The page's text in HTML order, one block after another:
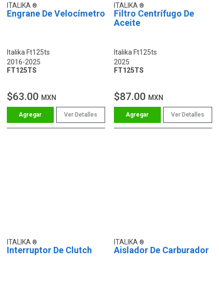
ITALIKA
Engrane De Velocímetro
Italika Ft125ts
2016-2025
FT125TS
$63.00 MXN
Ver Detalles
ITALIKA
Filtro Centrífugo De
Aceite
Italika Ft125ts
2025
FT125TS
$87.00 MXN
Ver Detalles
ITALIKA
Interruptor De Clutch
ITALIKA
Aislador De Carburador